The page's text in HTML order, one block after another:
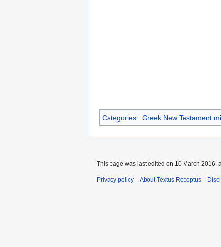
Categories: Greek New Testament
This page was last edited on 10 March 2016,
Privacy policy About Textus Receptus